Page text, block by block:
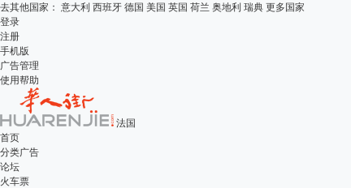
去其他国家： 意大利 西班牙 德国 美国 英国 荷兰 奥地利 瑞典 更多国家
登录
注册
手机版
广告管理
使用帮助
法国
首页
分类广告
论坛
火车票